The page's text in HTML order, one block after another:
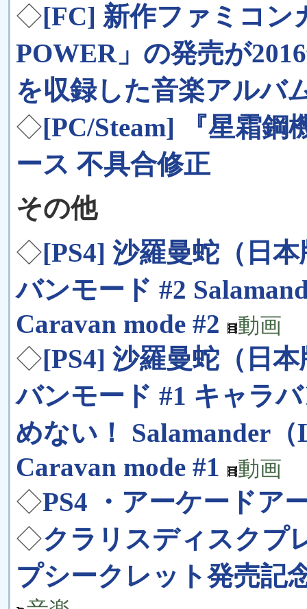
◇[FC] 新作ファミコン
POWER」の発売が
を収録した音楽アルバ
◇[PC/Steam] 『星霜鋼
ース 不具合修正
その他
◇[PS4] 沙羅曼蛇（日
バンモード #2
Caravan mode #2
動画
◇[PS4] 沙羅曼蛇（日
バンモード #1 キャラ
めない！ Salamander（
Caravan mode #1
動画
◇PS4 ・アーケードア
◇クラリスディスク
プシークレット発売